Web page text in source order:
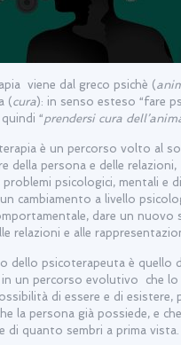
viene dal greco psichè (
(cura): in senso esteso “fare
“prendersi cura
è un percorso volto al
della persona e delle
problemi psicologici, mentali e
cambiamento a livello
dare un nuovo
relazioni e alle
dello psicoterapeuta è quello
in un percorso evolutivo che
di essere e di esistere,
la persona già possiede, e
di quanto sembri a prima vista.